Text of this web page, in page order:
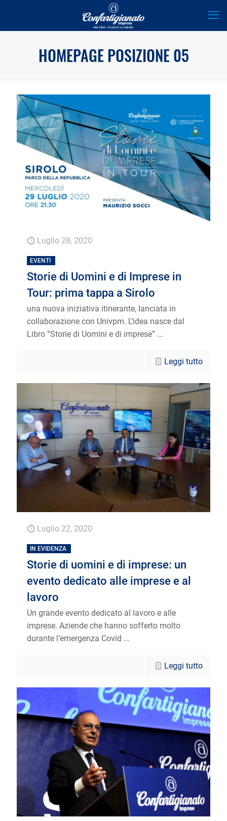
HOMEPAGE POSIZIONE 05
Luglio 28, 2020
EVENTI
Storie di Uomini e di Imprese in
Tour: prima tappa a Sirolo
una nuova iniziativa itinerante, lanciata in
collaborazione con Univpm. L’idea nasce dal
Libro “Storie di Uomini e di imprese” ...
Leggi tutto
Luglio 22, 2020
IN EVIDENZA
Storie di uomini e di imprese: un
evento dedicato alle imprese e al
lavoro
Un grande evento dedicato al lavoro e alle
imprese. Aziende che hanno sofferto molto
durante l’emergenza Covid ...
Leggi tutto